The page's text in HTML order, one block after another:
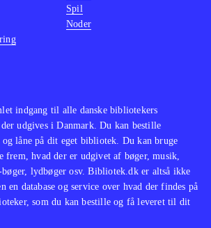
indgang til alle danske bibliotekers
udgives i Danmark. Du kan bestille
og låne på dit eget bibliotek. Du kan bruge
frem, hvad der er udgivet af bøger, musik,
lydbøger osv. Bibliotek.dk er altså ikke
en database og service over hvad der findes på
som du kan bestille og få leveret til dit
Spil
Noder